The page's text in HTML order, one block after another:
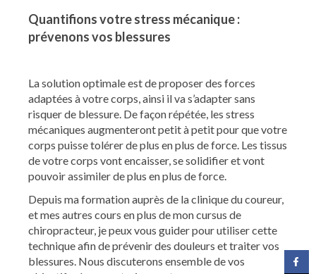
Quantifions votre stress mécanique :
prévenons vos blessures
La solution optimale est de proposer des forces
adaptées à votre corps, ainsi il va s’adapter sans
risquer de blessure. De façon répétée, les stress
mécaniques augmenteront petit à petit pour que votre
corps puisse tolérer de plus en plus de force. Les tissus
de votre corps vont encaisser, se solidifier et vont
pouvoir assimiler de plus en plus de force.
Depuis ma formation auprès de la clinique du coureur,
et mes autres cours en plus de mon cursus de
chiropracteur, je peux vous guider pour utiliser cette
technique afin de prévenir des douleurs et traiter vos
blessures. Nous discuterons ensemble de vos